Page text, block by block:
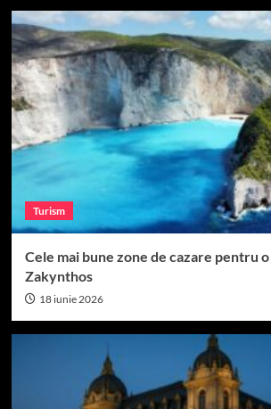
Turism
Cele mai bune zone de cazare pentru
Zakynthos
18 iunie 2026